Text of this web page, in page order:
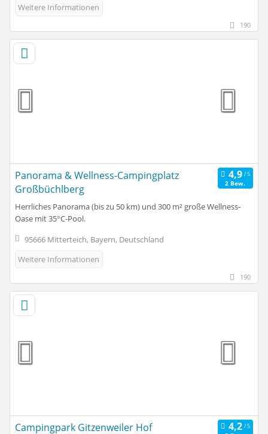
Weitere Informationen
190
Panorama & Wellness-Campingplatz
Großbüchlberg
2 Bew.
Herrliches Panorama (bis zu 50 km) und 300 m² große Wellness-
Oase mit 35°C-Pool.
95666 Mitterteich, Bayern, Deutschland
Weitere Informationen
190
Campingpark Gitzenweiler Hof